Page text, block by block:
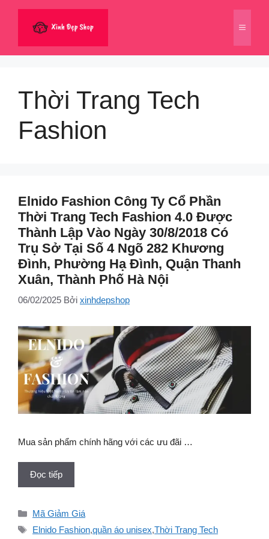
dung
Menu
Thời Trang Tech
Fashion
Elnido Fashion Công Ty Cổ Phần
Thời Trang Tech Fashion 4.0 Được
Thành Lập Vào Ngày 30/8/2018 Có
Trụ Sở Tại Số 4 Ngõ 282 Khương
Đình, Phường Hạ Đình, Quận Thanh
Xuân, Thành Phố Hà Nội
06/02/2025 Bởi xinhdepshop
Mua sản phẩm chính hãng với các ưu đãi …
Đọc tiếp
Danh
mục
Mã Giảm Giá
Thẻ
Elnido Fashion,quần áo unisex,Thời Trang Tech